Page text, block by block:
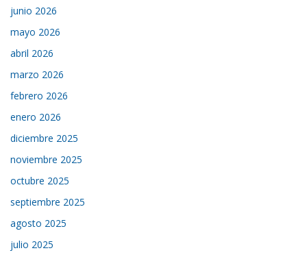
junio 2026
mayo 2026
abril 2026
marzo 2026
febrero 2026
enero 2026
diciembre 2025
noviembre 2025
octubre 2025
septiembre 2025
agosto 2025
julio 2025